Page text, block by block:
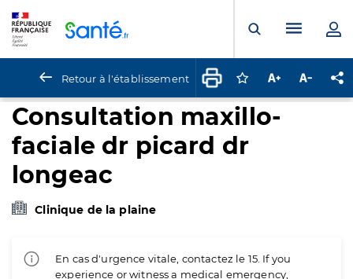
Ouvrir laMenu
Retour à l'établissement Connectez-vous
Augmenter la
Consultation maxillo-
faciale dr picard dr
longeac
Clinique de la plaine
En cas d'urgence vitale, contactez le 15. If you
experience or witness a medical emergency,